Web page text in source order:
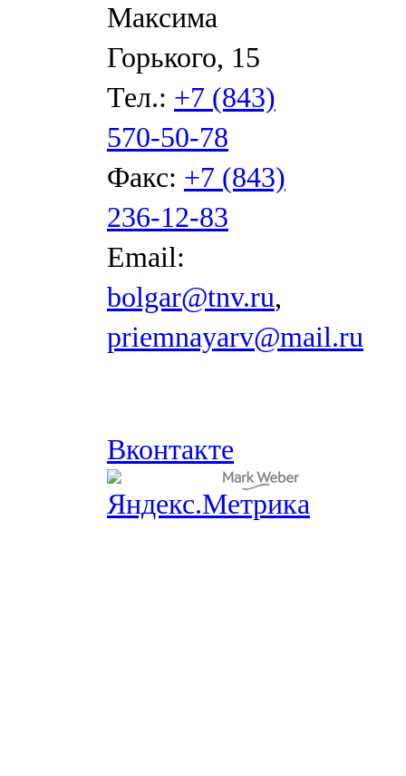
Максима
Горького, 15
Тел.: +7 (843)
570-50-78
Факс: +7 (843)
236-12-83
Email:
bolgar@tnv.ru,
priemnayarv@mail.ru
Вконтакте